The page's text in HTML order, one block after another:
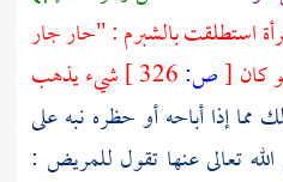
استطلقت بالشبرم : "حار جار
كان [ص:
شيء يذهب
مما إذا أباحه أو حظره نبه على
تعالى عنها تقول للمريض :